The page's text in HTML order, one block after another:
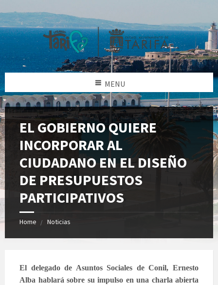
MENU
EL GOBIERNO QUIERE
INCORPORAR AL
CIUDADANO EN EL DISEÑO
DE PRESUPUESTOS
PARTICIPATIVOS
Home Noticias
El delegado de Asuntos Sociales de Conil, Ernesto
Alba hablará sobre su impulso en una charla abierta